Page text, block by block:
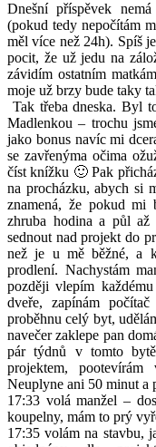
Dnešní příspěvek
(pokud tedy nepočítám
měl více než 24h). Spíš
pocit, že už jedu na
závidím ostatním
moje už brzy bude taky
Tak třeba dneska. Byl
Madlenkou – trochu
jako bonus navíc mi
se zavřenýma očima
číst knížku 🙂 Pak
na procházku, abych si
znamená, že pokud mi
zhruba hodina a půl
sednout nad projekt do
než je u mě běžné, a
prodlení. Nachystám
později vlepím
dveře, zapínám
proběhnu celý byt,
navečer zaklepe pan
pár týdnů v tomto
projektem,
Neuplyne ani 50 minut a
17:33 volá manžel –
koupelny, mám to prý
17:35 volám na stavbu,